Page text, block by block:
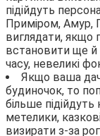
підійдуть
Приміром, Амур,
виглядати, якщо
встановити ще й
часу, невеликі
Якщо ваша
будиночок, то
більше підійдуть
метелики,
визирати з-за